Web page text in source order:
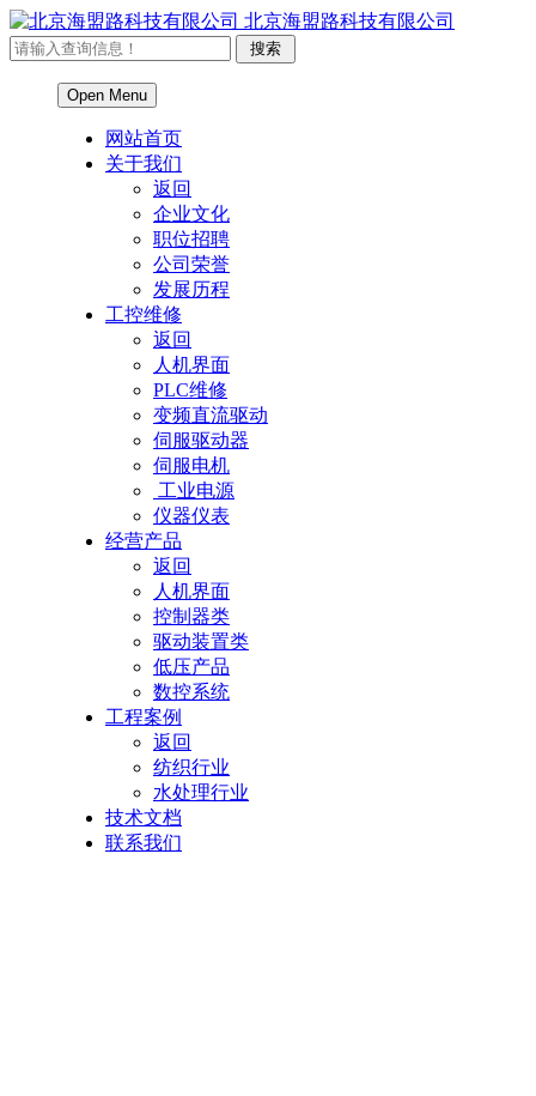
北京海盟路科技有限公司
Open Menu
网站首页
关于我们
返回
企业文化
职位招聘
公司荣誉
发展历程
工控维修
返回
人机界面
PLC维修
变频直流驱动
伺服驱动器
伺服电机
工业电源
仪器仪表
经营产品
返回
人机界面
控制器类
驱动装置类
低压产品
数控系统
工程案例
返回
纺织行业
水处理行业
技术文档
联系我们